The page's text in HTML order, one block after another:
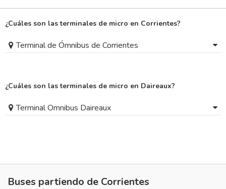
¿Cuáles son las terminales de micro en Corrientes?
Terminal de Ómnibus de Corrientes
¿Cuáles son las terminales de micro en Daireaux?
Terminal Omnibus Daireaux
Buses partiendo de Corrientes